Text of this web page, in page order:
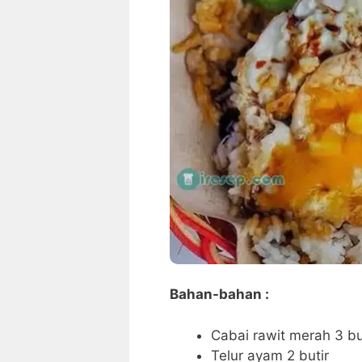
Bahan-bahan :
Cabai rawit merah 3
Telur ayam 2 butir